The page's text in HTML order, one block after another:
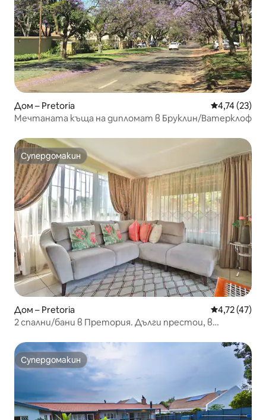
Дом – Pretoria Средна
4,74 (23)
Мечтаната къща на дипломат в Бруклин/Ватерклоф
Супердомакин
Супердомакин
Дом – Pretoria Средна
4,72 (47)
2 спални/бани в Претория. Дълги престои, в
Супердомакин
Супердомакин